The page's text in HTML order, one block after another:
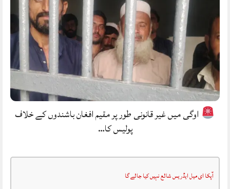
اوگی میں غیر قانونی طور پر مقیم افغان باشندوں کے خلاف
پولیس کا…
آپکا ای میل ایڈریس شائع نہیں کیا جائے گا